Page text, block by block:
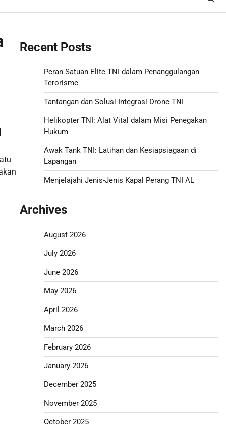
Recent Posts
Peran Satuan Elite TNI dalam Penanggulangan
Terorisme
Tantangan dan Solusi Integrasi Drone TNI
Helikopter TNI: Alat Vital dalam Misi Penegakan
Hukum
Awak Tank TNI: Latihan dan Kesiapsiagaan di
Lapangan
Menjelajahi Jenis-Jenis Kapal Perang TNI AL
Archives
August 2026
July 2026
June 2026
May 2026
April 2026
March 2026
February 2026
January 2026
December 2025
November 2025
October 2025